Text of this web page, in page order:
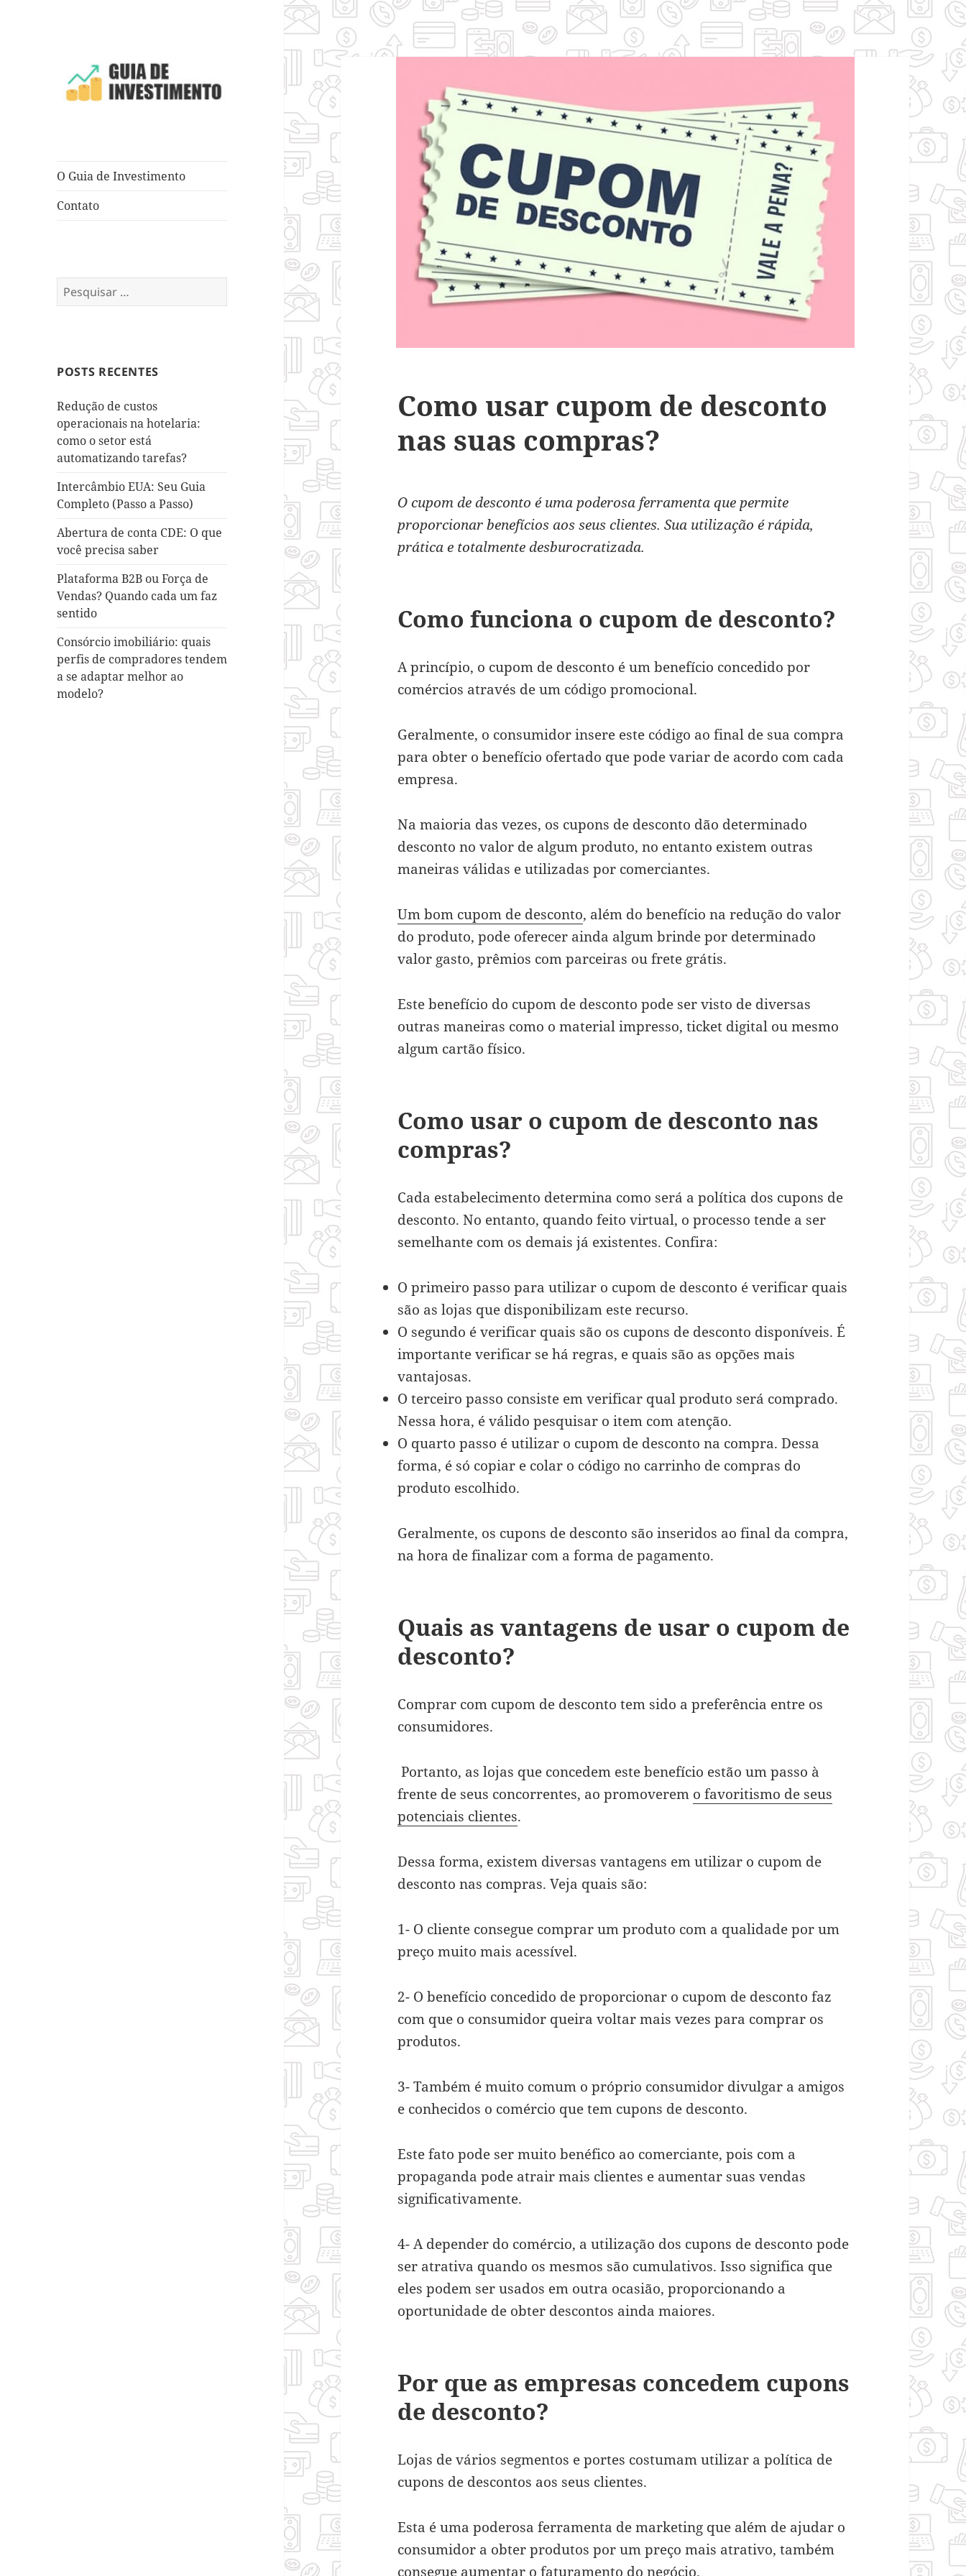
O Guia de Investimento
Contato
Pesquisar
por:
POSTS RECENTES
Redução de custos
operacionais na hotelaria:
como o setor está
automatizando tarefas?
Intercâmbio EUA: Seu Guia
Completo (Passo a Passo)
Abertura de conta CDE: O que
você precisa saber
Plataforma B2B ou Força de
Vendas? Quando cada um faz
sentido
Consórcio imobiliário: quais
perfis de compradores tendem
a se adaptar melhor ao
modelo?
Como usar cupom de desconto
nas suas compras?
O cupom de desconto é uma poderosa ferramenta que permite
proporcionar benefícios aos seus clientes. Sua utilização é rápida,
prática e totalmente desburocratizada.
Como funciona o cupom de desconto?
A princípio, o cupom de desconto é um benefício concedido por
comércios através de um código promocional.
Geralmente, o consumidor insere este código ao final de sua compra
para obter o benefício ofertado que pode variar de acordo com cada
empresa.
Na maioria das vezes, os cupons de desconto dão determinado
desconto no valor de algum produto, no entanto existem outras
maneiras válidas e utilizadas por comerciantes.
Um bom cupom de desconto, além do benefício na redução do valor
do produto, pode oferecer ainda algum brinde por determinado
valor gasto, prêmios com parceiras ou frete grátis.
Este benefício do cupom de desconto pode ser visto de diversas
outras maneiras como o material impresso, ticket digital ou mesmo
algum cartão físico.
Como usar o cupom de desconto nas
compras?
Cada estabelecimento determina como será a política dos cupons de
desconto. No entanto, quando feito virtual, o processo tende a ser
semelhante com os demais já existentes. Confira:
O primeiro passo para utilizar o cupom de desconto é verificar quais
são as lojas que disponibilizam este recurso.
O segundo é verificar quais são os cupons de desconto disponíveis. É
importante verificar se há regras, e quais são as opções mais
vantajosas.
O terceiro passo consiste em verificar qual produto será comprado.
Nessa hora, é válido pesquisar o item com atenção.
O quarto passo é utilizar o cupom de desconto na compra. Dessa
forma, é só copiar e colar o código no carrinho de compras do
produto escolhido.
Geralmente, os cupons de desconto são inseridos ao final da compra,
na hora de finalizar com a forma de pagamento.
Quais as vantagens de usar o cupom de
desconto?
Comprar com cupom de desconto tem sido a preferência entre os
consumidores.
Portanto, as lojas que concedem este benefício estão um passo à
frente de seus concorrentes, ao promoverem o favoritismo de seus
potenciais clientes.
Dessa forma, existem diversas vantagens em utilizar o cupom de
desconto nas compras. Veja quais são:
1- O cliente consegue comprar um produto com a qualidade por um
preço muito mais acessível.
2- O benefício concedido de proporcionar o cupom de desconto faz
com que o consumidor queira voltar mais vezes para comprar os
produtos.
3- Também é muito comum o próprio consumidor divulgar a amigos
e conhecidos o comércio que tem cupons de desconto.
Este fato pode ser muito benéfico ao comerciante, pois com a
propaganda pode atrair mais clientes e aumentar suas vendas
significativamente.
4- A depender do comércio, a utilização dos cupons de desconto pode
ser atrativa quando os mesmos são cumulativos. Isso significa que
eles podem ser usados em outra ocasião, proporcionando a
oportunidade de obter descontos ainda maiores.
Por que as empresas concedem cupons
de desconto?
Lojas de vários segmentos e portes costumam utilizar a política de
cupons de descontos aos seus clientes.
Esta é uma poderosa ferramenta de marketing que além de ajudar o
consumidor a obter produtos por um preço mais atrativo, também
consegue aumentar o faturamento do negócio.